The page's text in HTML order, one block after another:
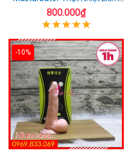
Rung
800.000₫
-10%